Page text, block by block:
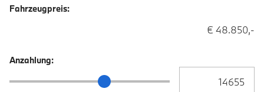
Fahrzeugpreis:
€ 48.850,-
Anzahlung:
Anzahlung Schieberegler